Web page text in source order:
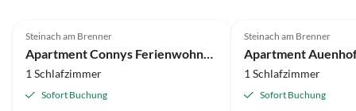
Steinach am Brenner
Apartment Connys Ferienwohnung
1 Schlafzimmer
Sofort Buchung
Steinach am Brenner
Apartment
1 Schlafzimmer
Sofort Buchung